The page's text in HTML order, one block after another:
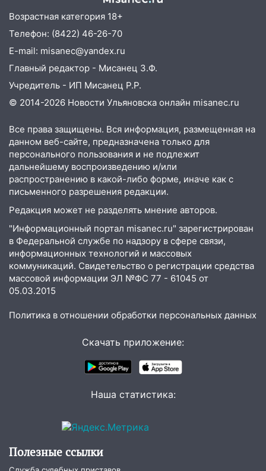
12:17
Ульяновск накрыл крупный град:
после ливня город снова уходит под
воду
12:12 Прокуратура взяла на контроль
ДТП с шестилетним ребёнком на улице
Федерации
12:01
Пьяная женщина сбила
шестилетнего ребёнка на улице
Федерации: возбуждено уголовное дело
11:16 В Ульяновске ищут 37-летнего
мужчину, пропавшего ещё 19 июля
10:30
От мотофристайла до прогулки с
области 8–9 августа
10:11 Директора ульяновской
«Нефтяной топливной компании» будут
судить за неуплату 48,4 млн рублей
налогов
09:28
Дети на дорогах: пострадали
пешеходы. Обзор крупных аварий в
Поджог со свечой, 16 сгоревших
домов и выстрел за водку
06:45 Императорский мост в
Ульяновске останется закрытым до
Возрастная категория 18+
Телефон: (8422) 46-26-70
E-mail: misanec@yandex.ru
Главный редактор - Мисанец З.Ф.
Учредитель - ИП Мисанец Р.Р.
© 2014-2026 Новости Ульяновска онлайн misanec.ru
Все права защищены. Вся информация, размещенная на
данном веб-сайте, предназначена только для
персонального пользования и не подлежит
дальнейшему воспроизведению и/или
распространению в какой-либо форме, иначе как с
письменного разрешения редакции.
Редакция может не разделять мнение авторов.
"Информационный портал misanec.ru" зарегистрирован
в Федеральной службе по надзору в сфере связи,
информационных технологий и массовых
коммуникаций. Свидетельство о регистрации средства
массовой информации ЭЛ №ФС 77 - 61045 от
05.03.2015
Политика в отношении обработки персональных данных
Скачать приложение:
Наша статистика:
Полезные ссылки